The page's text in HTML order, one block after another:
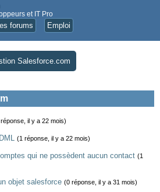
et IT Pro
forums Emploi
Salesforce.com
il y a 22 mois)
(1 réponse, il y a 22 mois)
qui ne possèdent aucun contact (1
objet salesforce (0 réponse, il y a 31 mois)